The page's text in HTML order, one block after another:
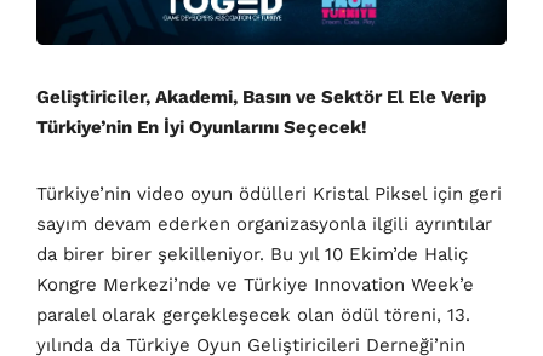
Geliştiriciler, Akademi, Basın ve Sektör El Ele Verip
Türkiye’nin En İyi Oyunlarını Seçecek!
Türkiye’nin video oyun ödülleri Kristal Piksel için geri
sayım devam ederken organizasyonla ilgili ayrıntılar
da birer birer şekilleniyor. Bu yıl 10 Ekim’de Haliç
Kongre Merkezi’nde ve Türkiye Innovation Week’e
paralel olarak gerçekleşecek olan ödül töreni, 13.
yılında da Türkiye Oyun Geliştiricileri Derneği’nin